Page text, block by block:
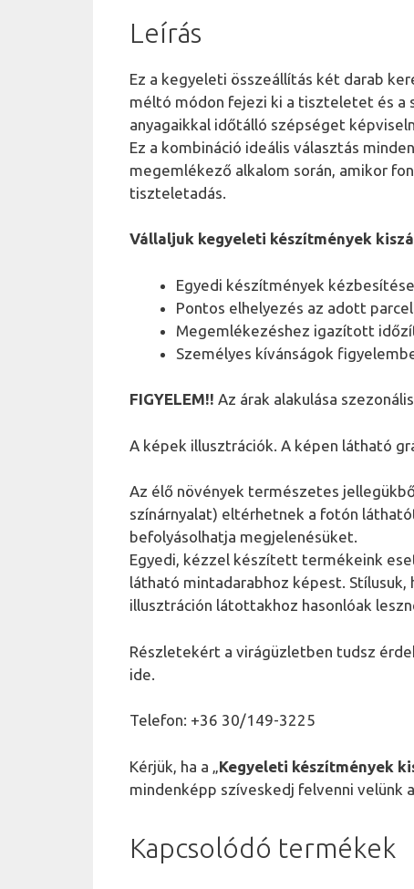
Leírás
Ez a kegyeleti összeállítás két darab
méltó módon fejezi ki a tiszteletet és a
anyagaikkal időtálló szépséget
Ez a kombináció ideális választás
megemlékező alkalom során, amikor
tiszteletadás.
Vállaljuk kegyeleti készítmények
Egyedi készítmények
Pontos elhelyezés az adott
Megemlékezéshez igazított
Személyes kívánságok
FIGYELEM!! Az árak alakulása
A képek illusztrációk. A képen látható
Az élő növények természetes
színárnyalat) eltérhetnek a fotón
befolyásolhatja megjelenésüket.
Egyedi, kézzel készített termékeink
látható mintadarabhoz képest. Stílusuk,
illusztráción látottakhoz hasonlóak
Részletekért a virágüzletben tudsz
ide.
Telefon: +36 30/149-3225
Kérjük, ha a „Kegyeleti készítmények
mindenképp szíveskedj felvenni velünk
Kapcsolódó termékek